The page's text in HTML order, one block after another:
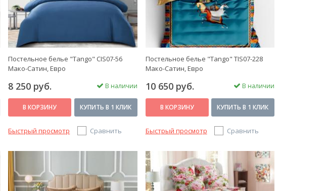
Постельное белье "Tango" CIS07-56
Мако-Сатин, Евро
8 250 руб. В наличии
В КОРЗИНУ КУПИТЬ В 1 КЛИК
Быстрый просмотр Сравнить
Постельное белье "Tango" TIS07-228
Мако-Сатин, Евро
10 650 руб. В наличии
В КОРЗИНУ КУПИТЬ В 1 КЛИК
Быстрый просмотр Сравнить